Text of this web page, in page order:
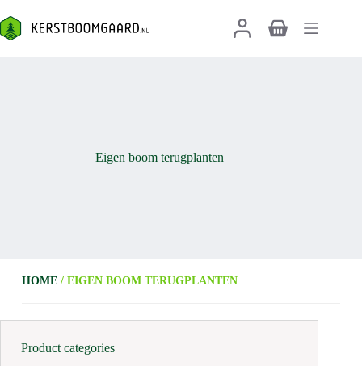
naar
de
Winkelwagen
Eigen boom terugplanten
HOME/ EIGEN BOOM TERUGPLANTEN
Product categories